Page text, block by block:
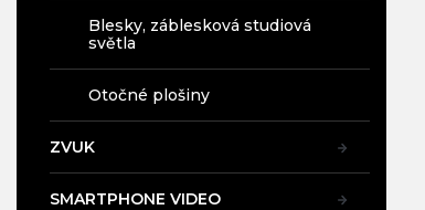
Blesky, záblesková studiová
světla
Otočné plošiny
ZVUK
SMARTPHONE VIDEO